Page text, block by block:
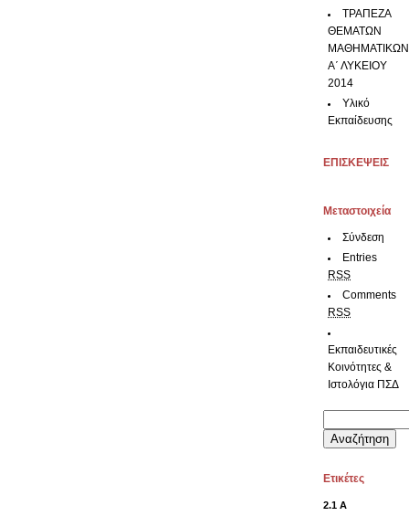
ΤΡΑΠΕΖΑ
ΘΕΜΑΤΩΝ
ΜΑΘΗΜΑΤΙΚΩΝ
Α΄ ΛΥΚΕΙΟΥ
2014
Υλικό
Εκπαίδευσης
ΕΠΙΣΚΕΨΕΙΣ
Μεταστοιχεία
Σύνδεση
Entries
RSS
Comments
RSS
Εκπαιδευτικές
Κοινότητες &
Ιστολόγια ΠΣΔ
για:
Ετικέτες
2.1 Α